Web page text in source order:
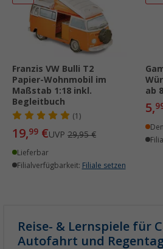
Franzis VW Bulli T2
Papier-Wohnmobil im
Maßstab 1:18 inkl.
Begleitbuch
(1)
19,99 €UVP 29,95 €
Lieferbar
Filialverfügbarkeit: Filiale setzen
ab
5,
Reise- & Lernspiele für
Autofahrt und